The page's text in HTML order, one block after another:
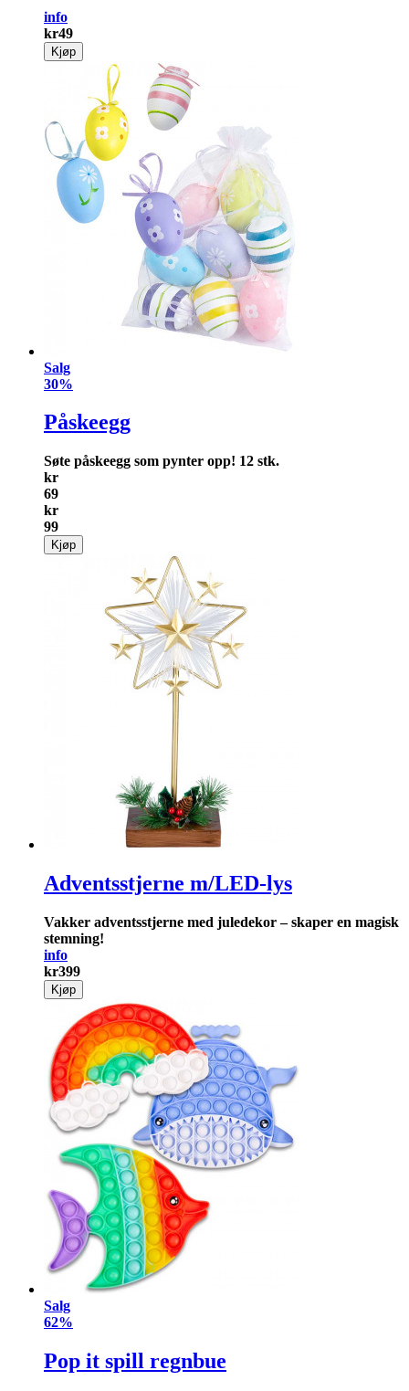
info
kr49
Kjøp
Salg
30%
Påskeegg
Søte påskeegg som pynter opp! 12 stk.
kr
69
kr
99
Kjøp
Adventsstjerne m/LED-lys
Vakker adventsstjerne med juledekor – skaper en magisk
stemning!
info
kr399
Kjøp
Salg
62%
Pop it spill regnbue